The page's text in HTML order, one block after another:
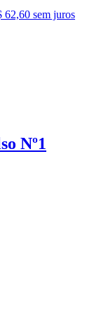
62,60 sem juros
Nº1